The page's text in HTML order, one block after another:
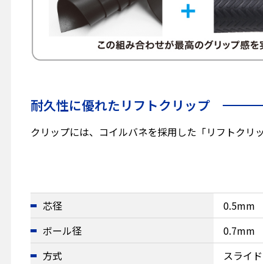
耐久性に優れたリフトクリップ
クリップには、コイルバネを採用した「リフトクリ
芯径
0.5mm
ボール径
0.7mm
方式
スライ